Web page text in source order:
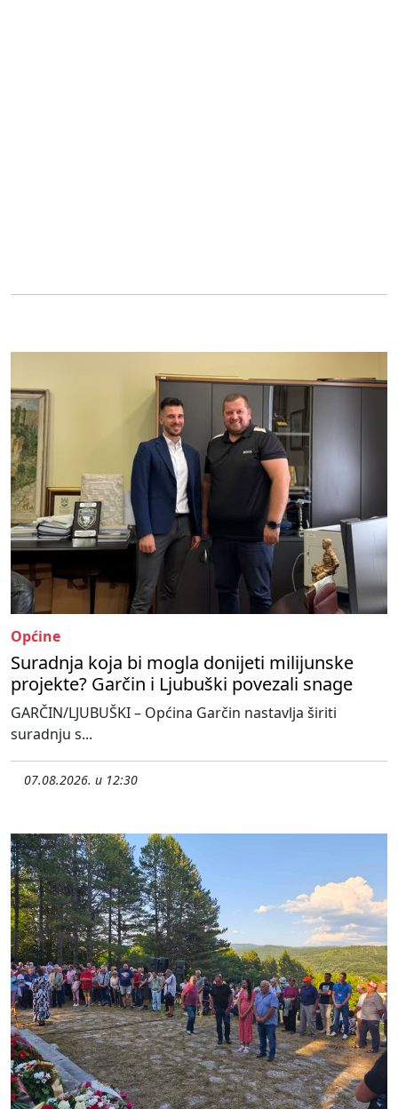
Općine
Suradnja koja bi mogla donijeti milijunske
projekte? Garčin i Ljubuški povezali snage
GARČIN/LJUBUŠKI – Općina Garčin nastavlja širiti
suradnju s...
07.08.2026. u 12:30